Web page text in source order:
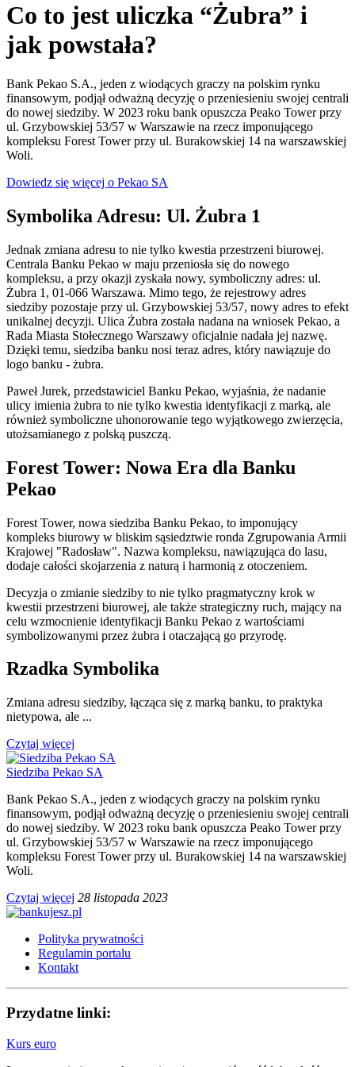
Co to jest uliczka “Żubra” i
jak powstała?
Bank Pekao S.A., jeden z wiodących graczy na polskim rynku
finansowym, podjął odważną decyzję o przeniesieniu swojej centrali
do nowej siedziby. W 2023 roku bank opuszcza Peako Tower przy
ul. Grzybowskiej 53/57 w Warszawie na rzecz imponującego
kompleksu Forest Tower przy ul. Burakowskiej 14 na warszawskiej
Woli.
Dowiedz się więcej o Pekao SA
Symbolika Adresu: Ul. Żubra 1
Jednak zmiana adresu to nie tylko kwestia przestrzeni biurowej.
Centrala Banku Pekao w maju przeniosła się do nowego
kompleksu, a przy okazji zyskała nowy, symboliczny adres: ul.
Żubra 1, 01-066 Warszawa. Mimo tego, że rejestrowy adres
siedziby pozostaje przy ul. Grzybowskiej 53/57, nowy adres to efekt
unikalnej decyzji. Ulica Żubra została nadana na wniosek Pekao, a
Rada Miasta Stołecznego Warszawy oficjalnie nadała jej nazwę.
Dzięki temu, siedziba banku nosi teraz adres, który nawiązuje do
logo banku - żubra.
Paweł Jurek, przedstawiciel Banku Pekao, wyjaśnia, że nadanie
ulicy imienia żubra to nie tylko kwestia identyfikacji z marką, ale
również symboliczne uhonorowanie tego wyjątkowego zwierzęcia,
utożsamianego z polską puszczą.
Forest Tower: Nowa Era dla Banku
Pekao
Forest Tower, nowa siedziba Banku Pekao, to imponujący
kompleks biurowy w bliskim sąsiedztwie ronda Zgrupowania Armii
Krajowej "Radosław". Nazwa kompleksu, nawiązująca do lasu,
dodaje całości skojarzenia z naturą i harmonią z otoczeniem.
Decyzja o zmianie siedziby to nie tylko pragmatyczny krok w
kwestii przestrzeni biurowej, ale także strategiczny ruch, mający na
celu wzmocnienie identyfikacji Banku Pekao z wartościami
symbolizowanymi przez żubra i otaczającą go przyrodę.
Rzadka Symbolika
Zmiana adresu siedziby, łącząca się z marką banku, to praktyka
nietypowa, ale ...
Czytaj więcej
Siedziba Pekao SA
Bank Pekao S.A., jeden z wiodących graczy na polskim rynku
finansowym, podjął odważną decyzję o przeniesieniu swojej centrali
do nowej siedziby. W 2023 roku bank opuszcza Peako Tower przy
ul. Grzybowskiej 53/57 w Warszawie na rzecz imponującego
kompleksu Forest Tower przy ul. Burakowskiej 14 na warszawskiej
Woli.
Czytaj więcej 28 listopada 2023
Polityka prywatności
Regulamin portalu
Kontakt
Przydatne linki:
Kurs euro